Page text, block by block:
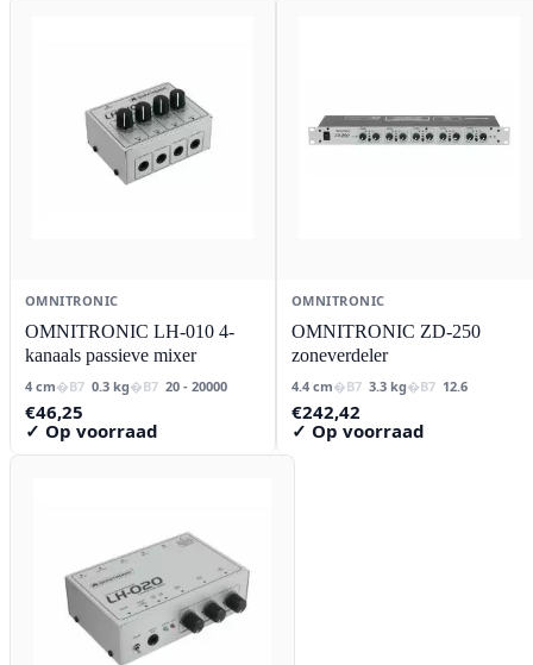
OMNITRONIC
OMNITRONIC LH-010 4-
kanaals passieve mixer
4 cm 0.3 kg 20 - 20000
€46,25
✓ Op voorraad
OMNITRONIC
OMNITRONIC ZD-250
zoneverdeler
4.4 cm 3.3 kg 12.6
€242,42
✓ Op voorraad